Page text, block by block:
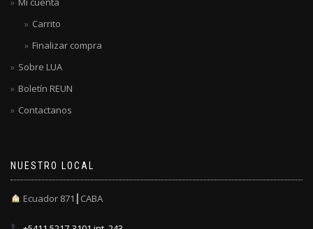
Carrito
Finalizar compra
Sobre LUA
Boletín REUN
Contactanos
NUESTRO LOCAL
Ecuador 871┃CABA